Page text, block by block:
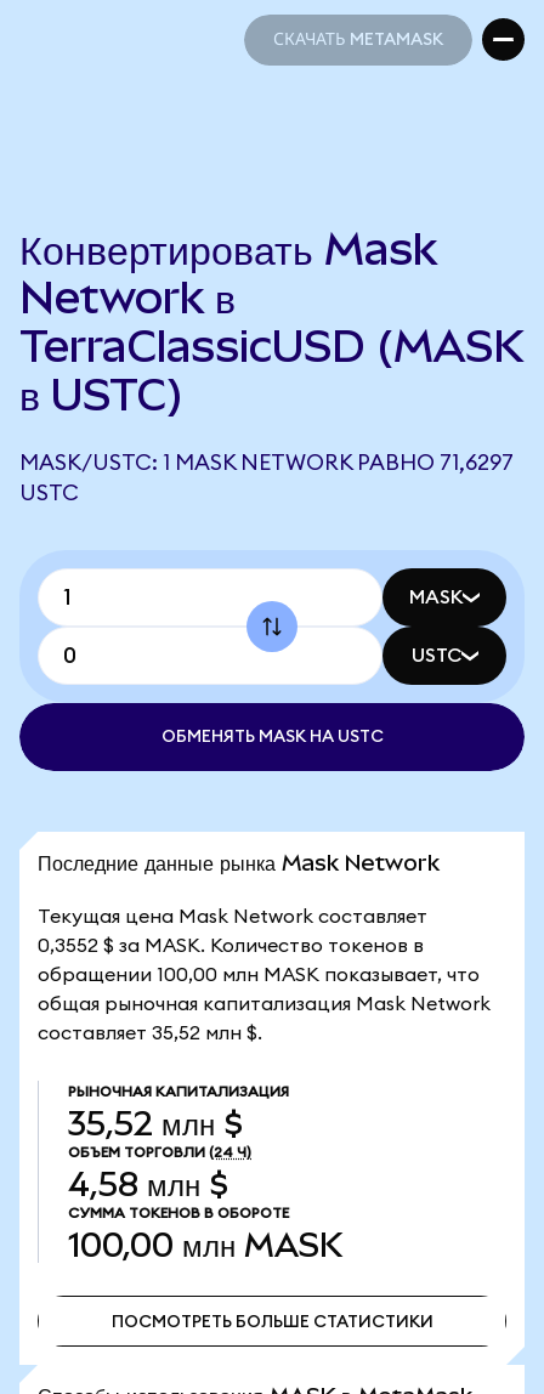
СКАЧАТЬ METAMASK
Конвертировать Mask
Network в
TerraClassicUSD (MASK
в USTC)
MASK/USTC: 1 MASK NETWORK РАВНО 71,6297
USTC
MASK
USTC
ОБМЕНЯТЬ MASK НА USTC
Последние данные рынка Mask Network
Текущая цена Mask Network составляет
0,3552 $ за MASK. Количество токенов в
обращении 100,00 млн MASK показывает, что
общая рыночная капитализация Mask Network
составляет 35,52 млн $.
РЫНОЧНАЯ КАПИТАЛИЗАЦИЯ
35,52 млн $
ОБЪЕМ ТОРГОВЛИ (24 Ч)
4,58 млн $
СУММА ТОКЕНОВ В ОБОРОТЕ
100,00 млн MASK
ПОСМОТРЕТЬ БОЛЬШЕ СТАТИСТИКИ